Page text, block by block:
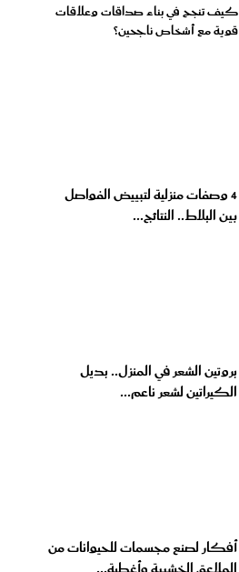
كيف تنجح في بناء صداقات وعلاقات
قوية مع أشخاص ناجحين؟
4 وصفات منزلية لتبييض الفواصل
بين البلاط.. النتائج...
بروتين الشعر في المنزل.. بديل
الكيراتين لشعر ناعم...
أفكار لصنع مجسمات للحيوانات من